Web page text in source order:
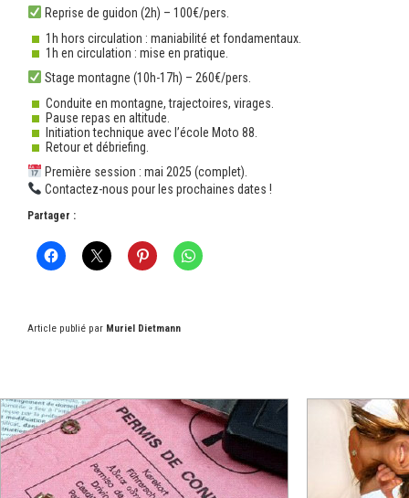
Reprise de guidon (2h) – 100€/pers.
1h hors circulation : maniabilité et fondamentaux.
1h en circulation : mise en pratique.
Stage montagne (10h-17h) – 260€/pers.
Conduite en montagne, trajectoires, virages.
Pause repas en altitude.
Initiation technique avec l’école Moto 88.
Retour et débriefing.
Première session : mai 2025 (complet).
Contactez-nous pour les prochaines dates !
Partager :
Article publié par Muriel Dietmann